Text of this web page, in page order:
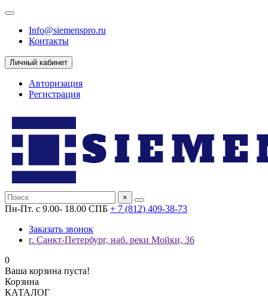
Info@siemenspro.ru
Контакты
Личный кабинет
Авторизация
Регистрация
×
Пн-Пт. с 9.00- 18.00 СПБ + 7 (812) 409-38-73
Заказать звонок
г. Санкт-Петербург, наб. реки Мойки, 36
0
Ваша корзина пуста!
Корзина
КАТАЛОГ